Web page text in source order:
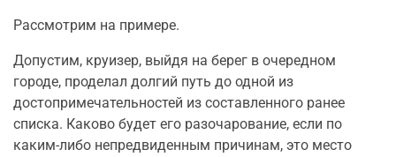
Рассмотрим на примере.
Допустим, круизер, выйдя на берег в очередном
городе, проделал долгий путь до одной из
достопримечательностей из составленного ранее
списка. Каково будет его разочарование, если по
каким-либо непредвиденным причинам, это место